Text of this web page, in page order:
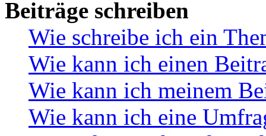
Beiträge schreiben
Wie schreibe ich ein
Wie kann ich einen
Wie kann ich meinem
Wie kann ich eine